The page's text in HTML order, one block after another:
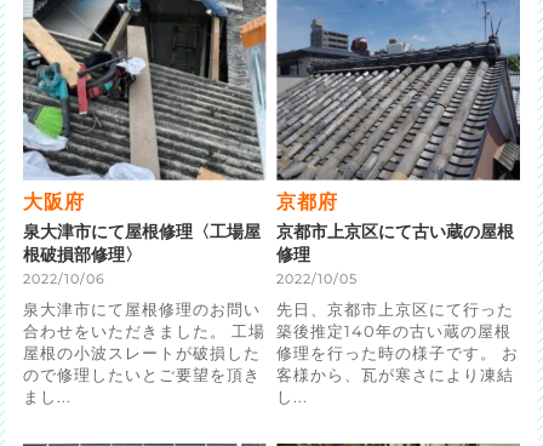
大阪府
泉大津市にて屋根修理〈工場屋
根破損部修理〉
2022/10/06
泉大津市にて屋根修理のお問い
合わせをいただきました。 工場
屋根の小波スレートが破損した
ので修理したいとご要望を頂き
まし...
京都府
京都市上京区にて古い蔵の屋根
修理
2022/10/05
先日、京都市上京区にて行った
築後推定140年の古い蔵の屋根
修理を行った時の様子です。 お
客様から、瓦が寒さにより凍結
し...